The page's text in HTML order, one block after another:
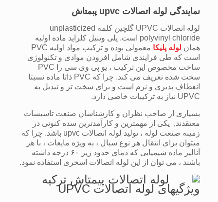
نمایندگی لوله اتصالات upvc پبمتاش
لوله اتصالات UPVC گلچین کلمه unplasticized
polyvinyl chloride است. پلی وینیل کلراید ماده اولیه
همان لوله پلیکا
معمولی بوده و ترکیب مواد اولیه PVC
است که طی فرایندی شامل افزودن موادی و تکنولوژی
ساخت مخصوص این ترکیب ، یو پی وی سی را PVC
سخت شده تعریف می کند. چرا که PVC ذاتا ماده نسبتا
انعطاف پذیری و نرم است و برای سخت تر و تبدیل به
UPVC نیاز به ترکیبات خاصی دارد.
بسیاری از صاحب نظران و کارشناسان صنعت تاسیسات
معتقدند, یکی از مهمترین و کارآمدترین سده کنونی در
زمینه صنعت لوله ، تولید لوله اتصالات upvc باشد. چرا که
میتوان برای انتقال هر نوع سیال ، به ویژه مایعات ، با هر
آنالیز ماده شیمیایی که دمای حدود زیر ۶۰ درجه داشته
باشند ، می توان از این لوله اتصالات اسخری استفاده نمود.
ویژگیهای لوله اتصالات UPVC